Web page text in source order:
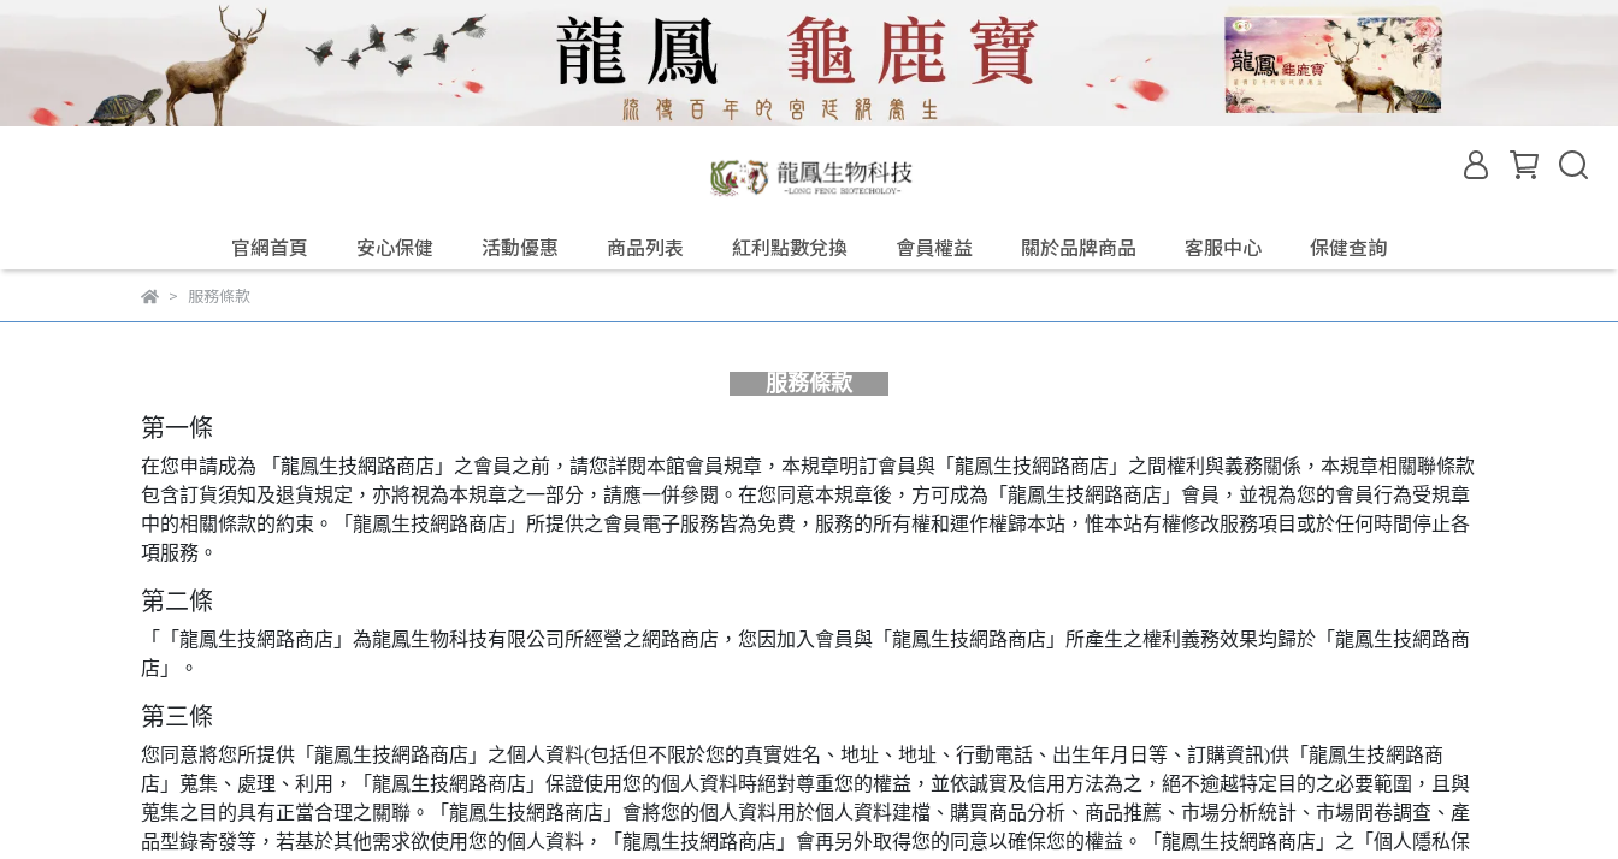
官網首頁 安心保健 活動優惠 商品列表 紅利點數兌換 會員權益 關於品牌商品 客服中心 保健查詢
服務條款
服務條款
第一條
在您申請成為 「龍鳳生技網路商店」之會員之前，請您詳閱本館會員規章，本規章明訂會員與「龍鳳生技網路商店」之間權利與義務關係，本規章相關聯條款
包含訂貨須知及退貨規定，亦將視為本規章之一部分，請應一併參閱。在您同意本規章後，方可成為「龍鳳生技網路商店」會員，並視為您的會員行為受規章
中的相關條款的約束。「龍鳳生技網路商店」所提供之會員電子服務皆為免費，服務的所有權和運作權歸本站，惟本站有權修改服務項目或於任何時間停止各
項服務。
第二條
「「龍鳳生技網路商店」為龍鳳生物科技有限公司所經營之網路商店，您因加入會員與「龍鳳生技網路商店」所產生之權利義務效果均歸於「龍鳳生技網路商
店」。
第三條
您同意將您所提供「龍鳳生技網路商店」之個人資料(包括但不限於您的真實姓名、地址、地址、行動電話、出生年月日等、訂購資訊)供「龍鳳生技網路商
店」蒐集、處理、利用，「龍鳳生技網路商店」保證使用您的個人資料時絕對尊重您的權益，並依誠實及信用方法為之，絕不逾越特定目的之必要範圍，且與
蒐集之目的具有正當合理之關聯。「龍鳳生技網路商店」會將您的個人資料用於個人資料建檔、購買商品分析、商品推薦、市場分析統計、市場問卷調查、產
品型錄寄發等，若基於其他需求欲使用您的個人資料，「龍鳳生技網路商店」會再另外取得您的同意以確保您的權益。「龍鳳生技網路商店」之「個人隱私保